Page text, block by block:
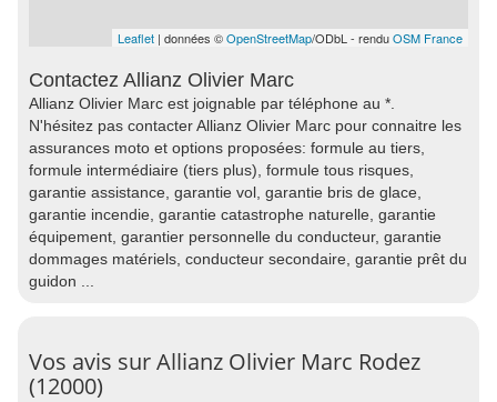
Leaflet | données ©OpenStreetMap/ODbL - renduOSM France
Contactez Allianz Olivier Marc
Allianz Olivier Marc est joignable par téléphone au *.
N'hésitez pas contacter Allianz Olivier Marc pour connaitre les
assurances moto et options proposées: formule au tiers,
formule intermédiaire (tiers plus), formule tous risques,
garantie assistance, garantie vol, garantie bris de glace,
garantie incendie, garantie catastrophe naturelle, garantie
équipement, garantier personnelle du conducteur, garantie
dommages matériels, conducteur secondaire, garantie prêt du
guidon ...
Vos avis sur Allianz Olivier Marc Rodez
(12000)